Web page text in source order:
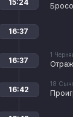
15:24
16:37
1
16:37
18
16:42